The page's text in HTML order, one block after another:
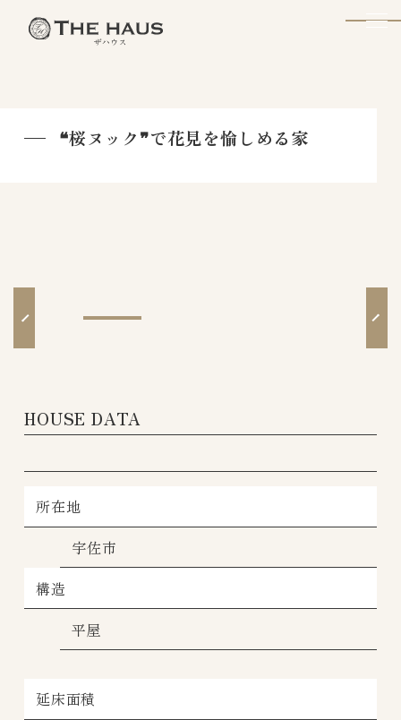
❝桜ヌック❞で花見を愉しめる家
HOUSE DATA
所在地
宇佐市
構造
平屋
延床面積